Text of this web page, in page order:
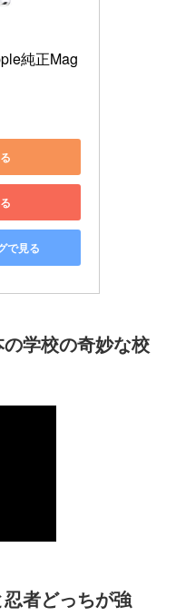
純正Mag
で見る
学校の奇妙な校
者どっちが強